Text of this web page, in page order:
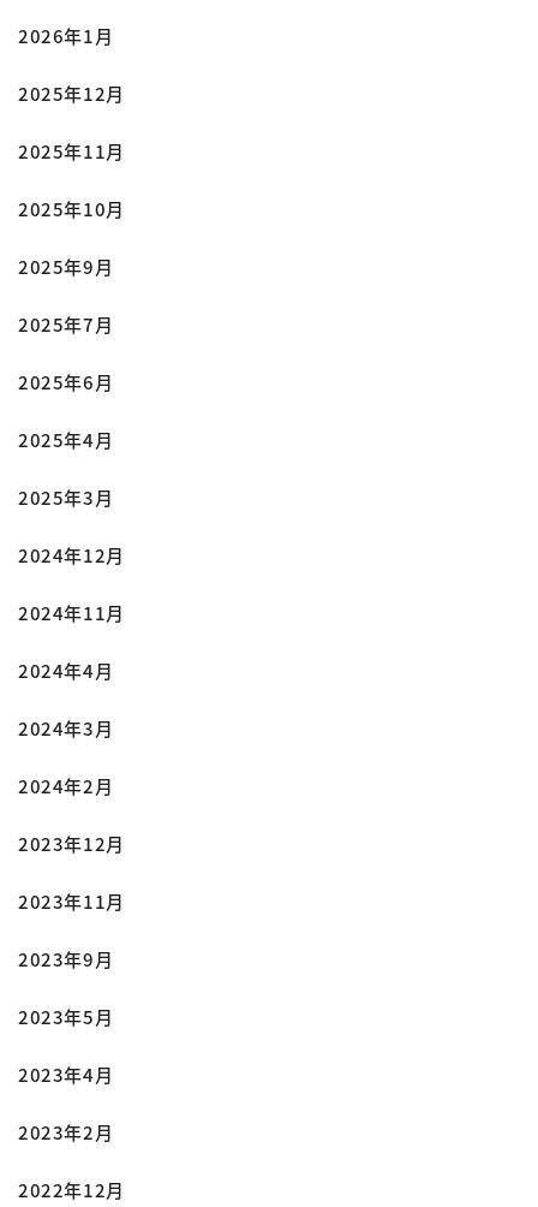
2026年1月
2025年12月
2025年11月
2025年10月
2025年9月
2025年7月
2025年6月
2025年4月
2025年3月
2024年12月
2024年11月
2024年4月
2024年3月
2024年2月
2023年12月
2023年11月
2023年9月
2023年5月
2023年4月
2023年2月
2022年12月